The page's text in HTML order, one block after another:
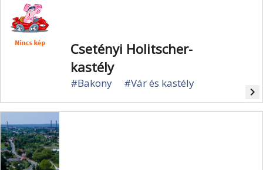
Csetényi Holitscher-
kastély
#Bakony #Vár és kastély
navigate_next